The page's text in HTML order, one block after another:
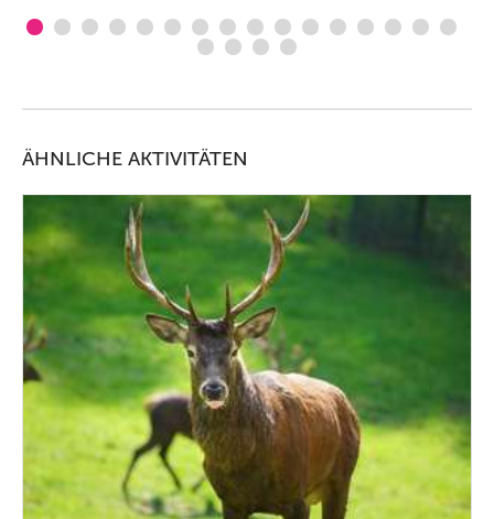
ÄHNLICHE AKTIVITÄTEN